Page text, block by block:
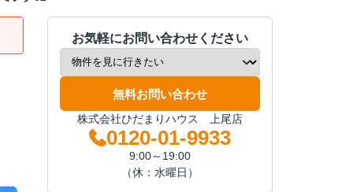
お気軽にお問い合わせください
無料お問い合わせ
株式会社ひだまりハウス 上尾店
0120-01-9933
9:00～19:00
（休：水曜日）